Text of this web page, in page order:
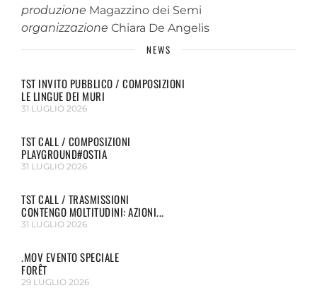
produzione Magazzino dei Semi
organizzazione Chiara De Angelis
NEWS
TST INVITO PUBBLICO / COMPOSIZIONI
LE LINGUE DEI MURI
31 LUGLIO 2026
TST CALL / COMPOSIZIONI
PLAYGROUND#OSTIA
31 LUGLIO 2026
TST CALL / TRASMISSIONI
CONTENGO MOLTITUDINI: AZIONI...
31 LUGLIO 2026
.MOV EVENTO SPECIALE
FORÊT
29 LUGLIO 2026